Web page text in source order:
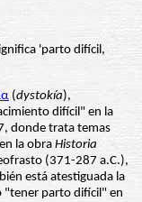
'parto difícil,
(dystokía),
difícil" en la
donde trata temas
la obra Historia
(371-287 a.C.),
está atestiguada la
"tener parto difícil" en